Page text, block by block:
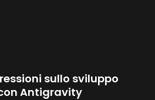
sullo sviluppo
Antigravity